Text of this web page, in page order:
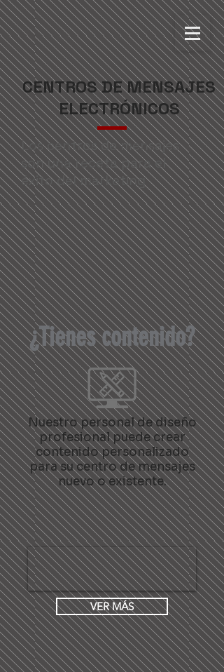
CENTROS DE MENSAJES
ELECTRÓNICOS
Los centros de mensajes
son una receta para el
éxito del marketing
¿Tienes contenido?
Nuestro personal de diseño
profesional puede crear
contenido personalizado
para su centro de mensajes
nuevo o existente.
VER MÁS